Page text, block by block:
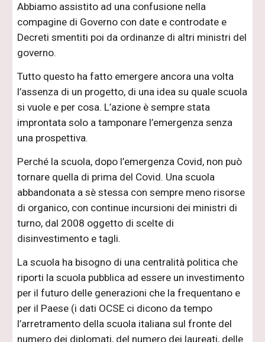
Abbiamo assistito ad una confusione nella
compagine di Governo con date e controdate e
Decreti smentiti poi da ordinanze di altri ministri del
governo.
Tutto questo ha fatto emergere ancora una volta
l’assenza di un progetto, di una idea su quale scuola
si vuole e per cosa. L’azione è sempre stata
improntata solo a tamponare l’emergenza senza
una prospettiva.
Perché la scuola, dopo l’emergenza Covid, non può
tornare quella di prima del Covid. Una scuola
abbandonata a sè stessa con sempre meno risorse
di organico, con continue incursioni dei ministri di
turno, dal 2008 oggetto di scelte di
disinvestimento e tagli.
La scuola ha bisogno di una centralità politica che
riporti la scuola pubblica ad essere un investimento
per il futuro delle generazioni che la frequentano e
per il Paese (i dati OCSE ci dicono da tempo
l’arretramento della scuola italiana sul fronte del
numero dei diplomati, del numero dei laureati, delle